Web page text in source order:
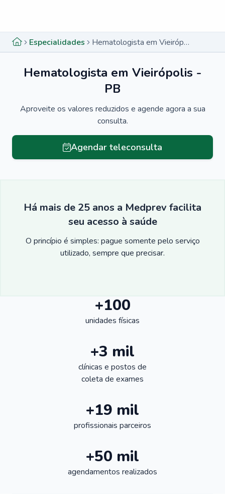
Especialidades Hematologista em Vieirópolis - PB
Hematologista em Vieirópolis -
PB
Aproveite os valores reduzidos e agende agora a sua
consulta.
Agendar teleconsulta
Há mais de 25 anos a Medprev facilita
seu acesso à saúde
O princípio é simples: pague somente pelo serviço
utilizado, sempre que precisar.
+100
unidades físicas
+3 mil
clínicas e postos de
coleta de exames
+19 mil
profissionais parceiros
+50 mil
agendamentos realizados